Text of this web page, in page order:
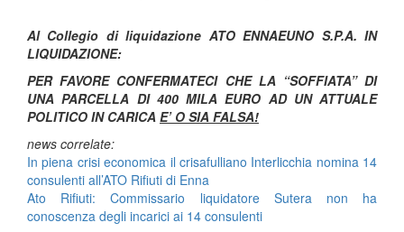
Al Collegio di liquidazione ATO ENNAEUNO S.P.A. IN
LIQUIDAZIONE:
PER FAVORE CONFERMATECI CHE LA “SOFFIATA” DI
UNA PARCELLA DI 400 MILA EURO AD UN ATTUALE
POLITICO IN CARICA E’ O SIA FALSA!
news correlate:
In piena crisi economica il crisafulliano Interlicchia nomina 14
consulenti all’ATO Rifiuti di Enna
Ato Rifiuti: Commissario liquidatore Sutera non ha
conoscenza degli incarici ai 14 consulenti